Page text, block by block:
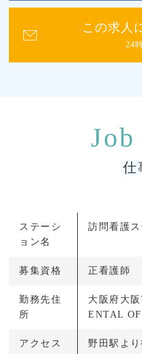
この求人
24
仕
ステーシ
ョン名
訪問看護
募集資格 正看護師
勤務先住
所
大阪府大
ENTAL
アクセス 野田駅よ